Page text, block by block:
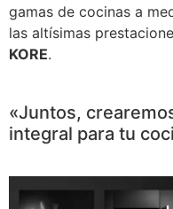
gamas de cocinas a
las altísimas
KORE.
«Juntos,
integral para tu